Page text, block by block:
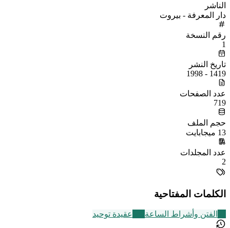
الناشر
دار المعرفة - بيروت
رقم النسخة
1
تاريخ النشر
1419 - 1998
عدد الصفحات
719
حجم الملف
13 ميجابايت
عدد المجلدات
2
الكلمات المفتاحية
الفتن وأشراط الساعة عقيدة توحيد